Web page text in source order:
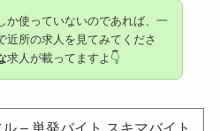
か使っていないのであれば、一
近所の求人を見てみてくださ
求人が載ってますよ👇